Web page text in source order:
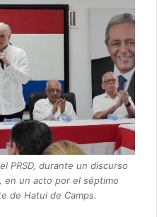
PRSD, durante un discurso
un acto por el séptimo
de Hatui de Camps.